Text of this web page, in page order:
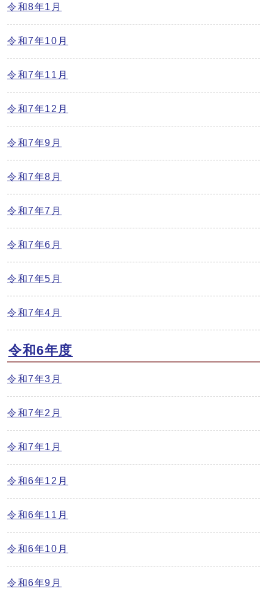
令和8年1月
令和7年10月
令和7年11月
令和7年12月
令和7年9月
令和7年8月
令和7年7月
令和7年6月
令和7年5月
令和7年4月
令和6年度
令和7年3月
令和7年2月
令和7年1月
令和6年12月
令和6年11月
令和6年10月
令和6年9月